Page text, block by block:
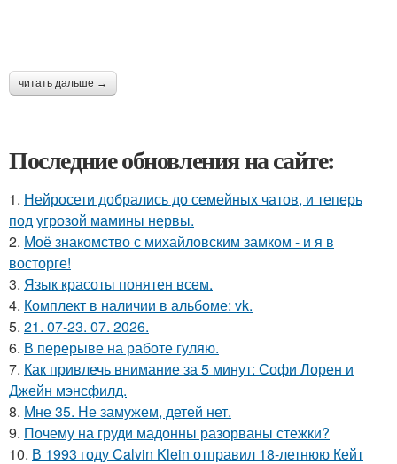
читать дальше →
Последние обновления на сайте:
1. Нейросети добрались до семейных чатов, и теперь
под угрозой мамины нервы.
2. Моё знакомство с михайловским замком - и я в
восторге!
3. Язык красоты понятен всем.
4. Комплект в наличии в альбоме: vk.
5. 21. 07-23. 07. 2026.
6. В перерыве на работе гуляю.
7. Как привлечь внимание за 5 минут: Софи Лорен и
Джейн мэнсфилд.
8. Мне 35. Не замужем, детей нет.
9. Почему на груди мадонны разорваны стежки?
10. В 1993 году Calvin Klein отправил 18-летнюю Кейт